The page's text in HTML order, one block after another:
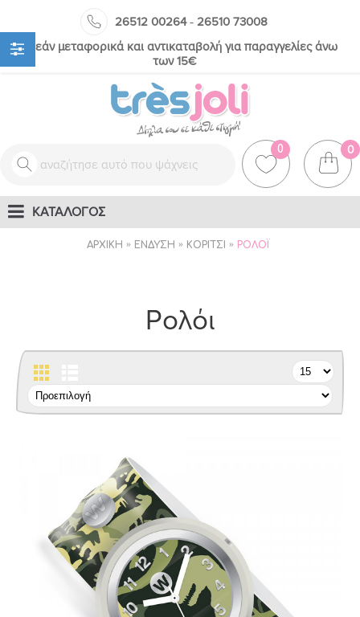
26512 00264- 26510 73008
Δωρεάν μεταφορικά και αντικαταβολή για παραγγελίες άνω
των 15€
0 0
ΚΑΤΑΛΟΓΟΣ
ΑΡΧΙΚΉ ΈΝΔΥΣΗ ΚΟΡΊΤΣΙ ΡΟΛΌΙ
Ρολόι